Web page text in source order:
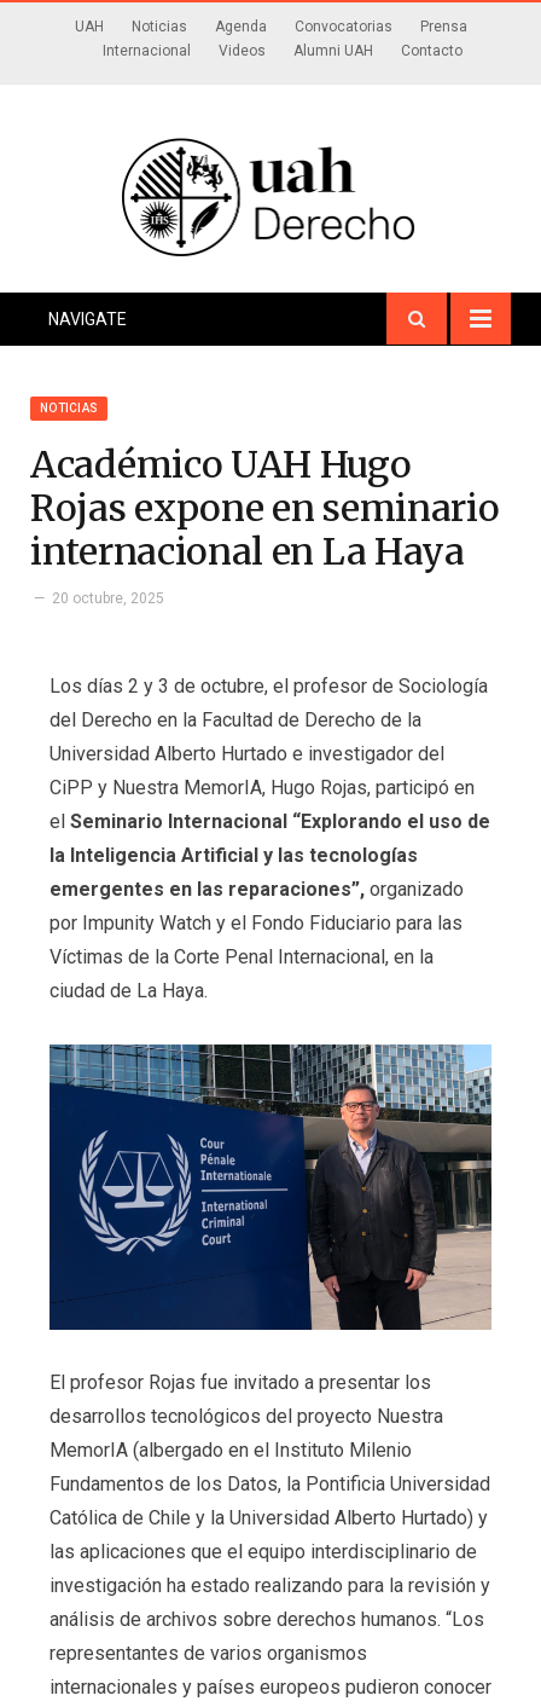
UAH Noticias Agenda Convocatorias
Prensa
Internacional
Videos Alumni UAH Contacto
NAVIGATE
NOTICIAS
Académico UAH Hugo
Rojas expone en seminario
internacional en La Haya
20 octubre, 2025
Los días 2 y 3 de octubre, el profesor de Sociología
del Derecho en la Facultad de Derecho de la
Universidad Alberto Hurtado e investigador del
CiPP y Nuestra MemorIA, Hugo Rojas, participó en
el Seminario Internacional “Explorando el uso de
la Inteligencia Artificial y las tecnologías
emergentes en las reparaciones”,organizado
por Impunity Watch y el Fondo Fiduciario para las
Víctimas de la Corte Penal Internacional, en la
ciudad de La Haya.
El profesor Rojas fue invitado a presentar los
desarrollos tecnológicos del proyecto Nuestra
MemorIA (albergado en el Instituto Milenio
Fundamentos de los Datos, la Pontificia Universidad
Católica de Chile y la Universidad Alberto Hurtado) y
las aplicaciones que el equipo interdisciplinario de
investigación ha estado realizando para la revisión y
análisis de archivos sobre derechos humanos. “Los
representantes de varios organismos
internacionales y países europeos pudieron conocer